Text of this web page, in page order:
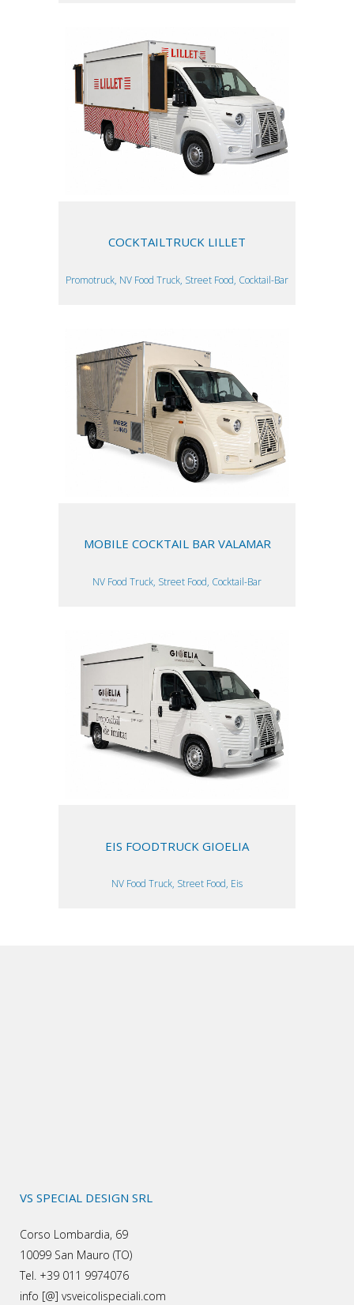
COCKTAILTRUCK LILLET
Promotruck, NV Food Truck, Street Food, Cocktail-Bar
MOBILE COCKTAIL BAR VALAMAR
NV Food Truck, Street Food, Cocktail-Bar
EIS FOODTRUCK GIOELIA
NV Food Truck, Street Food, Eis
VS SPECIAL DESIGN SRL
Corso Lombardia, 69
10099 San Mauro (TO)
Tel. +39 011 9974076
info [@] vsveicolispeciali.com